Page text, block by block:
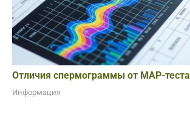
Отличия спермограммы от МАР-теста
Информация